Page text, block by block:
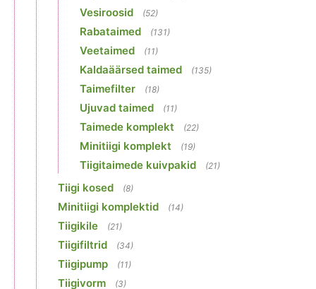
Vesiroosid (52)
Rabataimed (131)
Veetaimed (11)
Kaldaäärsed taimed (135)
Taimefilter (18)
Ujuvad taimed (11)
Taimede komplekt (22)
Minitiigi komplekt (19)
Tiigitaimede kuivpakid (21)
Tiigi kosed (8)
Minitiigi komplektid (14)
Tiigikile (21)
Tiigifiltrid (34)
Tiigipump (11)
Tiigivorm (3)